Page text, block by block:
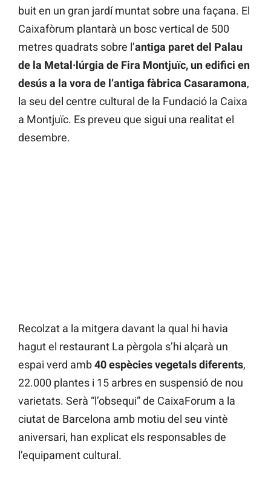
buit en un gran jardí muntat sobre una façana. El
Caixafòrum plantarà un bosc vertical de 500
metres quadrats sobre l’antiga paret del Palau
de la Metal·lúrgia de Fira Montjuïc, un edifici en
desús a la vora de l’antiga fàbrica Casaramona,
la seu del centre cultural de la Fundació la Caixa
a Montjuïc. Es preveu que sigui una realitat el
desembre.
Recolzat a la mitgera davant la qual hi havia
hagut el restaurant La pèrgola s’hi alçarà un
espai verd amb40 espècies vegetals diferents,
22.000 plantes i 15 arbres en suspensió de nou
varietats. Serà “l’obsequi” de CaixaForum a la
ciutat de Barcelona amb motiu del seu vintè
aniversari, han explicat els responsables de
l’equipament cultural.